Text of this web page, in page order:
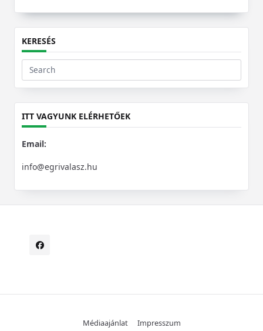
KERESÉS
Search
for:
ITT VAGYUNK ELÉRHETŐEK
Email:
info@egrivalasz.hu
Médiaajánlat Impresszum